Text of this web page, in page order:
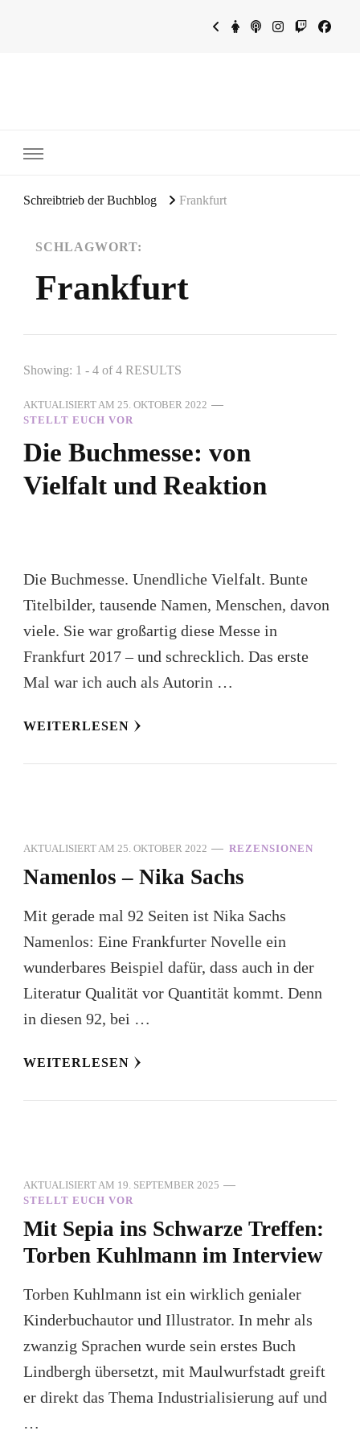
Schreibtrieb der Buchblog Frankfurt
SCHLAGWORT:
Frankfurt
Showing: 1 - 4 of 4 RESULTS
AKTUALISIERT AM 25. OKTOBER 2022
STELLT EUCH VOR
Die Buchmesse: von
Vielfalt und Reaktion
Die Buchmesse. Unendliche Vielfalt. Bunte
Titelbilder, tausende Namen, Menschen, davon
viele. Sie war großartig diese Messe in
Frankfurt 2017 – und schrecklich. Das erste
Mal war ich auch als Autorin …
WEITERLESEN
AKTUALISIERT AM 25. OKTOBER 2022 REZENSIONEN
Namenlos – Nika Sachs
Mit gerade mal 92 Seiten ist Nika Sachs
Namenlos: Eine Frankfurter Novelle ein
wunderbares Beispiel dafür, dass auch in der
Literatur Qualität vor Quantität kommt. Denn
in diesen 92, bei …
WEITERLESEN
AKTUALISIERT AM 19. SEPTEMBER 2025
STELLT EUCH VOR
Mit Sepia ins Schwarze Treffen:
Torben Kuhlmann im Interview
Torben Kuhlmann ist ein wirklich genialer
Kinderbuchautor und Illustrator. In mehr als
zwanzig Sprachen wurde sein erstes Buch
Lindbergh übersetzt, mit Maulwurfstadt greift
er direkt das Thema Industrialisierung auf und
…